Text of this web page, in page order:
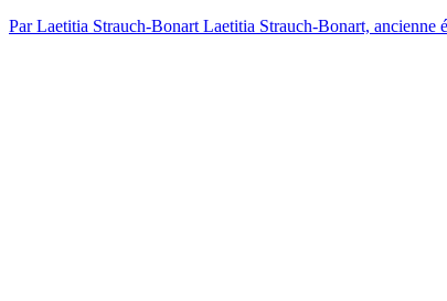
Par Laetitia Strauch-Bonart Laetitia Strauch-Bonart, ancienne